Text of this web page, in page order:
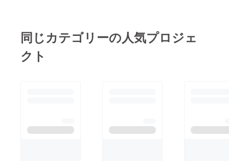
な場であったように思
います。とても良い場
ラブなり着ぶくれて新
同じカテゴリーの人気プロジェ
クト